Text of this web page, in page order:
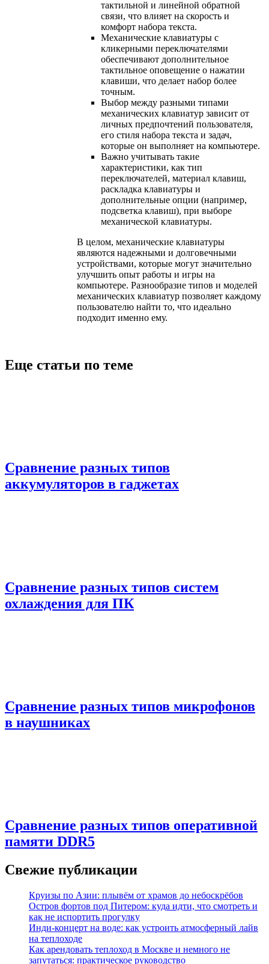
тактильной и линейной обратной
связи, что влияет на скорость и
комфорт набора текста.
Механические клавиатуры с
кликерными переключателями
обеспечивают дополнительное
тактильное оповещение о нажатии
клавиши, что делает набор более
точным.
Выбор между разными типами
механических клавиатур зависит от
личных предпочтений пользователя,
его стиля набора текста и задач,
которые он выполняет на компьютере.
Важно учитывать такие
характеристики, как тип
переключателей, материал клавиш,
раскладка клавиатуры и
дополнительные опции (например,
подсветка клавиш), при выборе
механической клавиатуры.
В целом, механические клавиатуры
являются надежными и долговечными
устройствами, которые могут значительно
улучшить опыт работы и игры на
компьютере. Разнообразие типов и моделей
механических клавиатур позволяет каждому
пользователю найти то, что идеально
подходит именно ему.
Еще статьи по теме
Сравнение разных типов
аккумуляторов в гаджетах
Сравнение разных типов систем
охлаждения для ПК
Сравнение разных типов микрофонов
в наушниках
Сравнение разных типов оперативной
памяти DDR5
Свежие публикации
Круизы по Азии: плывём от храмов до небоскрёбов
Остров фортов под Питером: куда идти, что смотреть и
как не испортить прогулку
Инди-концерт на воде: как устроить атмосферный лайв
на теплоходе
Как арендовать теплоход в Москве и немного не
запутаться: практическое руководство